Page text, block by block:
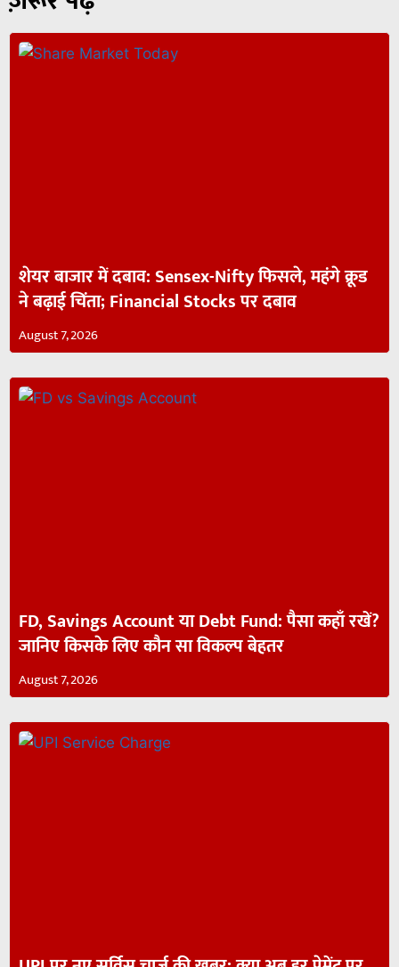
शेयर बाजार में दबाव: Sensex-Nifty फिसले, महंगे क्रूड
ने बढ़ाई चिंता; Financial Stocks पर दबाव
August 7, 2026
FD, Savings Account या Debt Fund: पैसा कहाँ रखें?
जानिए किसके लिए कौन सा विकल्प बेहतर
August 7, 2026